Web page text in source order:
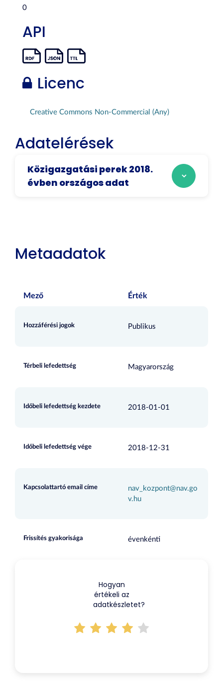
0
API
Licenc
Creative Commons Non-Commercial (Any)
Adatelérések
Közigazgatási perek 2018.
évben országos adat
Metaadatok
Mező Érték
Hozzáférési jogok Publikus
Térbeli lefedettség Magyarország
Időbeli lefedettség kezdete 2018-01-01
Időbeli lefedettség vége 2018-12-31
Kapcsolattartó email címe
nav_kozpont@nav.go
v.hu
Frissítés gyakorisága évenkénti
Hogyan
értékeli az
adatkészletet?